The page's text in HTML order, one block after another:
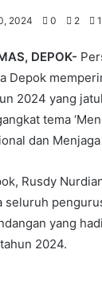
2024 0 2
DEPOK-
Depok
2024 yang
tema
dan Menjaga
Rusdy
seluruh
yang
2024.